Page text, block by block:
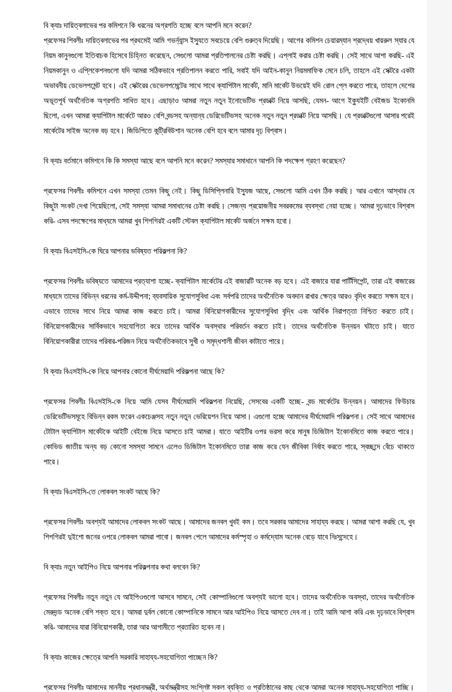
বি ক্যাঃ দায়িত্বলাভের পর কমিশনে কি ধরনের অগ্রগতি হচ্ছে বলে আপনি মনে করেন?
প্রফেসর শিবলীঃ দায়িত্বলাভের পর প্রথমেই আমি গভর্ন্যান্স ইস্যুতে সবচেয়ে বেশি গুরুত্ব দিয়েছি। আগের কমিশন চেয়ারম্যান শ্রদ্ধেয় খায়রুল স্যার যে
নিয়ম কানুনগুলো ইতিবাচক হিসেবে চিহ্নিত করেছেন, সেগুলো আমরা প্রতিপালনের চেষ্টা করছি। এপ্লাই করার চেষ্টা করছি। সেই সাথে আশা করছি- এই
নিয়মকানুন ও এপ্লিকেশনগুলো যদি আমরা সঠিকভাবে প্রতিপালন করতে পারি, সবাই যদি আইন-কানুন নিয়মমাফিক মেনে চলি, তাহলে এই সেক্টরে একটা
অভাবনীয় ডেভেলপমেন্ট হবে। এই সেক্টরের ডেভেলপমেন্টের সাথে সাথে ক্যাপিটাল মার্কেট, মানি মার্কেট উভয়েই যদি রোল প্লে করতে পারে, তাহলে দেশের
অভূতপূর্ব অর্থনৈতিক অগ্রগতি সাধিত হবে। এছাড়াও আমরা নতুন নতুন ইনোভেটিভ প্রডাক্ট নিয়ে আসছি, যেমন- আগে ইক্যুইটি বেইজড ইকোনমি
ছিলো, এখন আমরা ক্যাপিটাল মার্কেটে আরও বেশি বন্ডসহ অন্যান্য ডেরিভেটিভসহ অনেক নতুন নতুন প্রডাক্ট নিয়ে আসছি। যে প্রডাক্টগুলো আসার পরেই
মার্কেটের সাইজ অনেক বড় হবে। জিডিপিতে কন্ট্রিবিউশান অনেক বেশি হবে বলে আমার দৃঢ় বিশ্বাস।
বি ক্যাঃ বর্তমানে কমিশনে কি কি সমস্যা আছে বলে আপনি মনে করেন? সমস্যার সমাধানে আপনি কি পদক্ষেপ গ্রহণ করেছেন?
প্রফেসর শিবলীঃ কমিশনে এখন সমস্যা তেমন কিছু নেই। কিছু ডিসিপ্লিনারি ইস্যুজ আছে, সেগুলো আমি এখন ঠিক করছি। আর এখানে আস্থার যে
কিছুটা সংকট দেখা গিয়েছিলো, সেই সমস্যা আমরা সমাধানের চেষ্টা করছি। সেজন্য প্রয়োজনীয় সবরকমের ব্যবস্থা নেয়া হচ্ছে। আমরা দৃঢ়ভাবে বিশ্বাস
করি- এসব পদক্ষেপের মাধ্যমে আমরা খুব শিগগিরই একটি স্টেবল ক্যাপিটাল মার্কেট অর্জনে সক্ষম হবো।
বি ক্যাঃ বিএসইসি-কে ঘিরে আপনার ভবিষ্যত পরিকল্পনা কি?
প্রফেসর শিবলীঃ ভবিষ্যতে আমাদের প্রত্যাশা হচ্ছে- ক্যাপিটাল মার্কেটের এই বাজারটি অনেক বড় হবে। এই বাজারে যারা পার্টিসিপেন্ট, তারা এই বাজারের
মাধ্যমে তাদের বিভিন্ন ধরনের কর্ম-উদ্দীপনা; ব্যবসায়িক সুযোগসুবিধা এবং সর্বপরি তাদের অর্থনৈতিক অবদান রাখার ক্ষেত্র আরও বৃদ্ধি করতে সক্ষম হবে।
এভাবে তাদের সাথে নিয়ে আমরা কাজ করতে চাই। আমরা বিনিয়োগকারীদের সুযোগসুবিধা বৃদ্ধি এবং আর্থিক নিরাপত্তা নিশ্চিত করতে চাই।
বিনিয়োগকারীদের সার্বিকভাবে সহযোগিতা করে তাদের আর্থিক অবস্থার পরিবর্তন করতে চাই। তাদের অর্থনৈতিক উন্নয়ন ঘটাতে চাই। যাতে
বিনিয়োগকারীরা তাদের পরিবার-পরিজন নিয়ে অর্থনৈতিকভাবে সুখী ও সমৃদ্ধশালী জীবন কাটাতে পারে।
বি ক্যাঃ বিএসইসি-কে নিয়ে আপনার কোনো দীর্ঘমেয়াদি পরিকল্পনা আছে কি?
প্রফেসর শিবলীঃ বিএসইসি-কে নিয়ে আমি যেসব দীর্ঘমেয়াদি পরিকল্পনা নিয়েছি, সেসবের একটি হচ্ছে- বন্ড মার্কেটের উন্নয়ন। আমাদের ফিউচার
ডেরিভেটিভসমূহে বিভিন্ন রকম ফরেন একচেঞ্জসহ নতুন নতুন ভেরিয়েশন নিয়ে আসা। এগুলো হচ্ছে আমাদের দীর্ঘমেয়াদি পরিকল্পনা। সেই সাথে আমাদের
টোটাল ক্যাপিটাল মার্কেটকে আইটি বেইজে নিয়ে আসতে চাই আমরা। যাতে আইটির ওপর ভরসা করে মানুষ ডিজিটাল ইকোনমিতে কাজ করতে পারে।
কোভিড জাতীয় অন্য বড় কোনো সমস্যা সামনে এলেও ডিজিটাল ইকোনমিতে তারা কাজ করে যেন জীবিকা নির্বাহ করতে পারে, স্বচ্ছন্দে বেঁচে থাকতে
পারে।
বি ক্যাঃ বিএসইসি-তে লোকবল সংকট আছে কি?
প্রফেসর শিবলীঃ অবশ্যই আমাদের লোকবল সংকট আছে। আমাদের জনবল খুবই কম। তবে সরকার আমাদের সাহায্য করছে। আমরা আশা করছি যে, খুব
শিগগিরই দুইশো জনের ওপরে লোকবল আমরা পাবো। জনবল পেলে আমাদের কর্মস্পৃহা ও কর্মদ্যোম অনেক বেড়ে যাবে নিঃসন্দেহে।
বি ক্যাঃ নতুন আইপিও নিয়ে আপনার পরিকল্পনার কথা বলবেন কি?
প্রফেসর শিবলীঃ নতুন নতুন যে আইপিওগুলো আসবে সামনে, সেই কোম্পানিগুলো অবশ্যই ভালো হবে। তাদের অর্থনৈতিক অবস্থা, তাদের অর্থনৈতিক
মেরুদন্ড অনেক বেশি শক্ত হবে। আমরা দুর্বল কোনো কোম্পানিকে সামনে আর আইপিও নিয়ে আসতে দেব না। তাই আমি আশা করি এবং দৃঢ়ভাবে বিশ্বাস
করি- আমাদের যারা বিনিয়োগকারী, তারা আর আগামীতে প্রতারিত হবেন না।
বি ক্যাঃ কাজের ক্ষেত্রে আপনি সরকারি সাহায্য-সহযোগিতা পাচ্ছেন কি?
প্রফেসর শিবলীঃ আমাদের মাননীয় প্রধানমন্ত্রী, অর্থমন্ত্রীসহ সংশ্লিষ্ট সকল ব্যক্তি ও প্রতিষ্ঠানের কাছ থেকে আমরা অনেক সাহায্য-সহযোগিতা পাচ্ছি।